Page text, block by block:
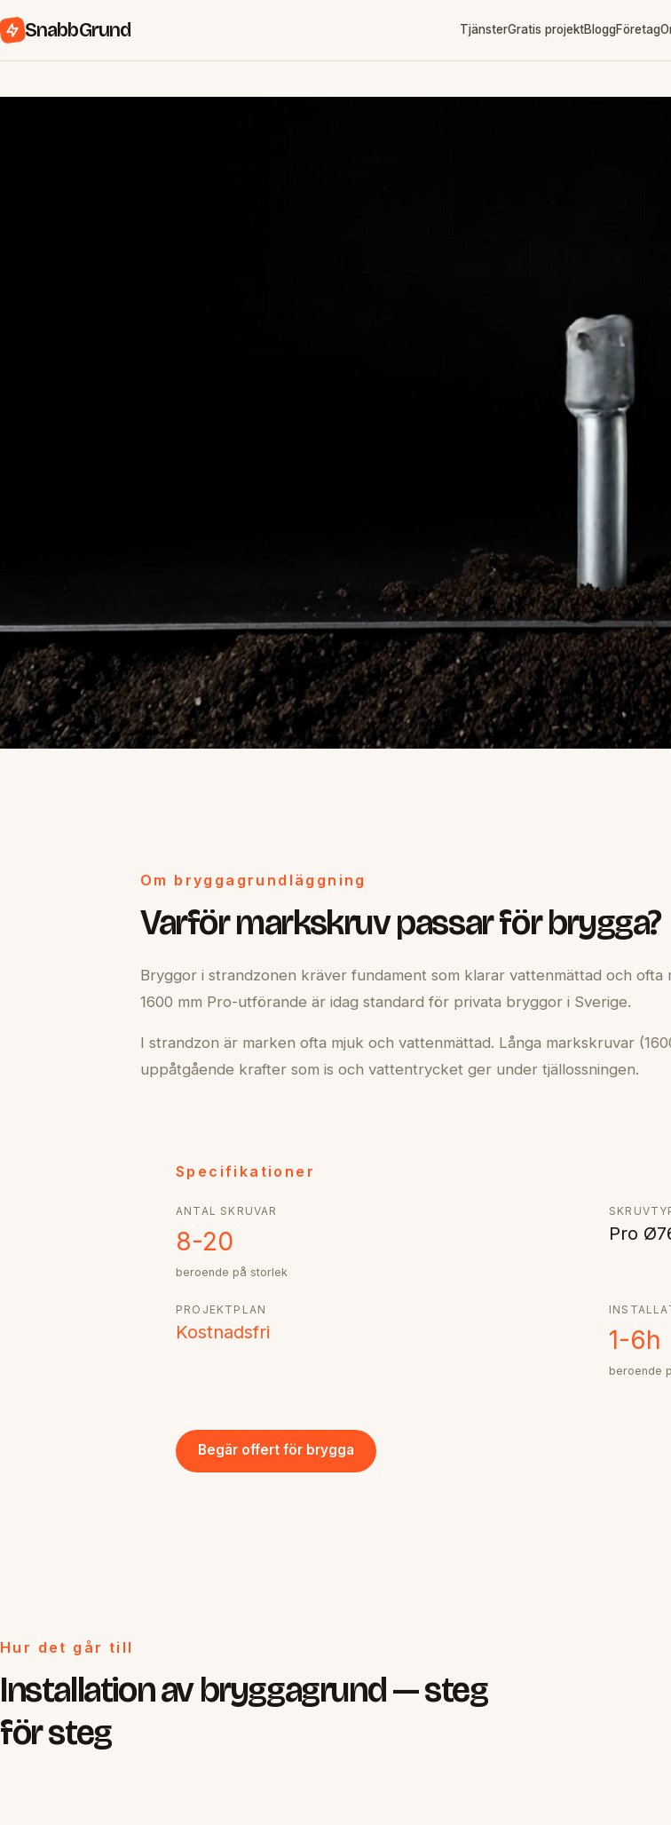
SnabbGrund TjänsterGratis projektBloggFöretag
Om bryggagrundläggning
Varför markskruv passar för brygga?
Bryggor i strandzonen kräver fundament som klarar vattenmättad och
1600 mm Pro-utförande är idag standard för privata bryggor i Sverige.
I strandzon är marken ofta mjuk och vattenmättad. Långa markskruvar
uppåtgående krafter som is och vattentrycket ger under tjällossningen.
Specifikationer
ANTAL SKRUVAR
8-20
beroende på storlek
Pro
PROJEKTPLAN
Kostnadsfri 1-6h
beroende
Begär offert för brygga
Hur det går till
Installation av bryggagrund — steg
för steg